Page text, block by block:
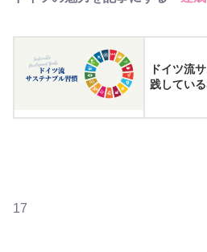
ドイツ流
践してい
17